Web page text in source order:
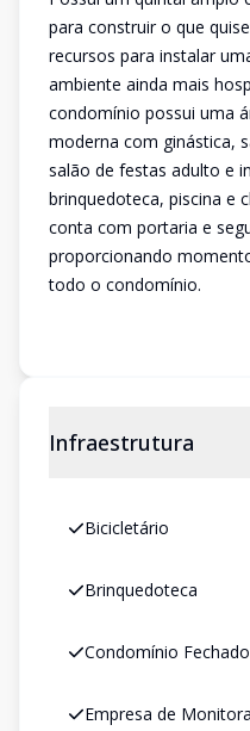
para construir o que
recursos para instalar
ambiente ainda mais
condomínio possui uma
moderna com ginástica,
salão de festas adulto e
brinquedoteca, piscina e
conta com portaria e
proporcionando
todo o condomínio.
Infraestrutura
Bicicletário
Brinquedoteca
Condomínio Fechado
Empresa de